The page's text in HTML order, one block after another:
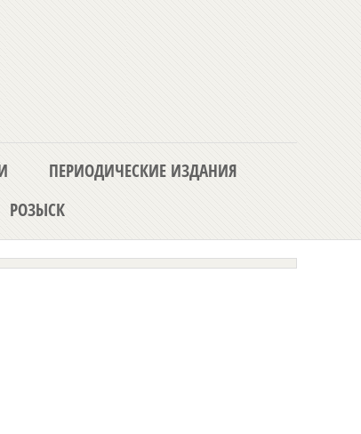
ПЕРИОДИЧЕСКИЕ ИЗДАНИЯ
РОЗЫСК